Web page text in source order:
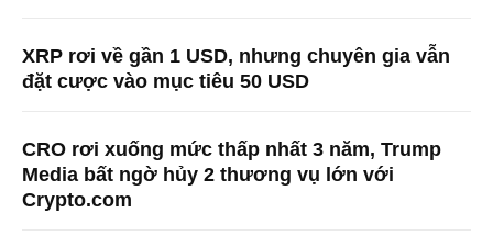
XRP rơi về gần 1 USD, nhưng chuyên gia vẫn
đặt cược vào mục tiêu 50 USD
CRO rơi xuống mức thấp nhất 3 năm, Trump
Media bất ngờ hủy 2 thương vụ lớn với
Crypto.com